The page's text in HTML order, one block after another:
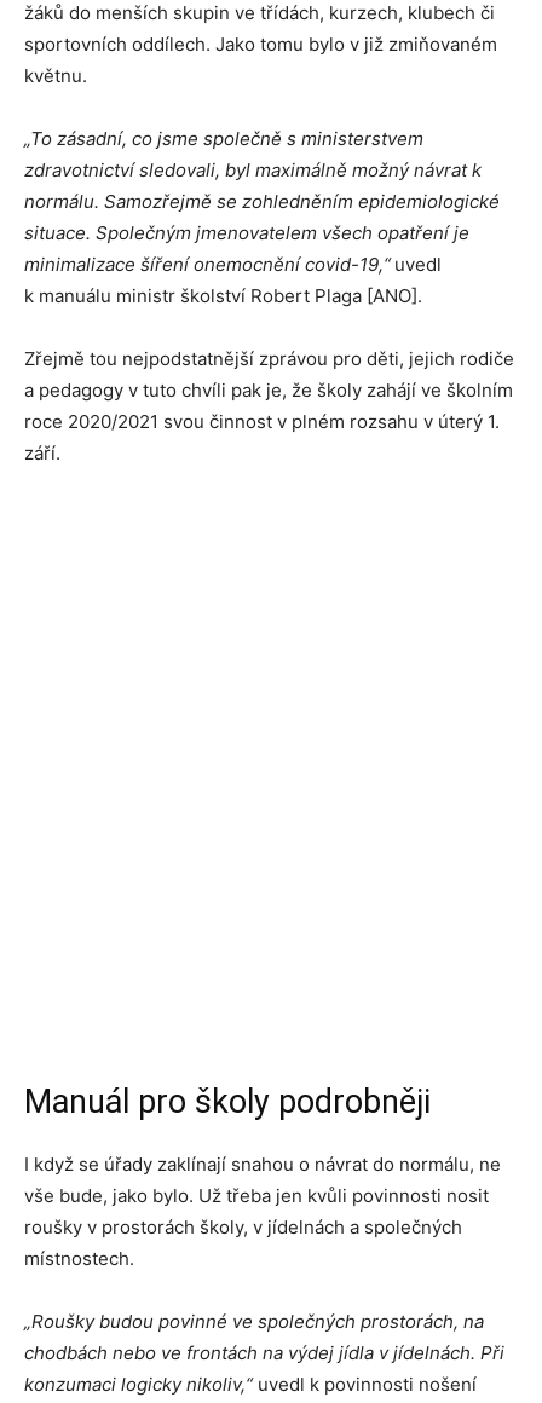
žáků do menších skupin ve třídách, kurzech, klubech či
sportovních oddílech. Jako tomu bylo v již zmiňovaném
květnu.
„To zásadní, co jsme společně s ministerstvem
zdravotnictví sledovali, byl maximálně možný návrat k
normálu. Samozřejmě se zohledněním epidemiologické
situace. Společným jmenovatelem všech opatření je
minimalizace šíření onemocnění covid-19,“ uvedl
k manuálu ministr školství Robert Plaga [ANO].
Zřejmě tou nejpodstatnější zprávou pro děti, jejich rodiče
a pedagogy v tuto chvíli pak je, že školy zahájí ve školním
roce 2020/2021 svou činnost v plném rozsahu v úterý 1.
září.
Manuál pro školy podrobněji
I když se úřady zaklínají snahou o návrat do normálu, ne
vše bude, jako bylo. Už třeba jen kvůli povinnosti nosit
roušky v prostorách školy, v jídelnách a společných
místnostech.
„Roušky budou povinné ve společných prostorách, na
chodbách nebo ve frontách na výdej jídla v jídelnách. Při
konzumaci logicky nikoliv,“uvedl k povinnosti nošení